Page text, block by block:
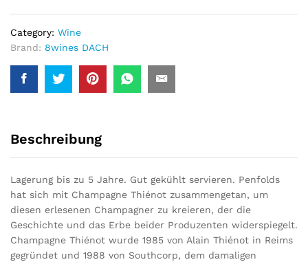
Category: Wine
Brand: 8wines DACH
Beschreibung
Lagerung bis zu 5 Jahre. Gut gekühlt servieren. Penfolds
hat sich mit Champagne Thiénot zusammengetan, um
diesen erlesenen Champagner zu kreieren, der die
Geschichte und das Erbe beider Produzenten widerspiegelt.
Champagne Thiénot wurde 1985 von Alain Thiénot in Reims
gegründet und 1988 von Southcorp, dem damaligen